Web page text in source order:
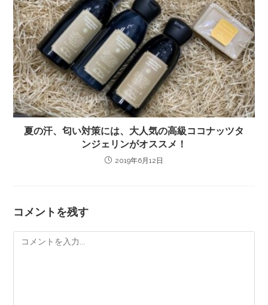
夏の汗、匂い対策には、大人気の高級ココナッツタ
ンジェリンがオススメ！
2019年6月12日
コメントを残す